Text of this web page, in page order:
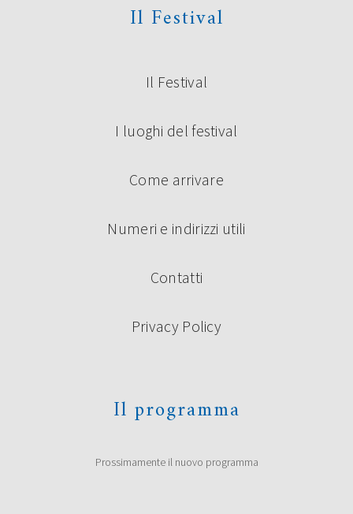
Il Festival
Il Festival
I luoghi del festival
Come arrivare
Numeri e indirizzi utili
Contatti
Privacy Policy
Il programma
Prossimamente il nuovo programma